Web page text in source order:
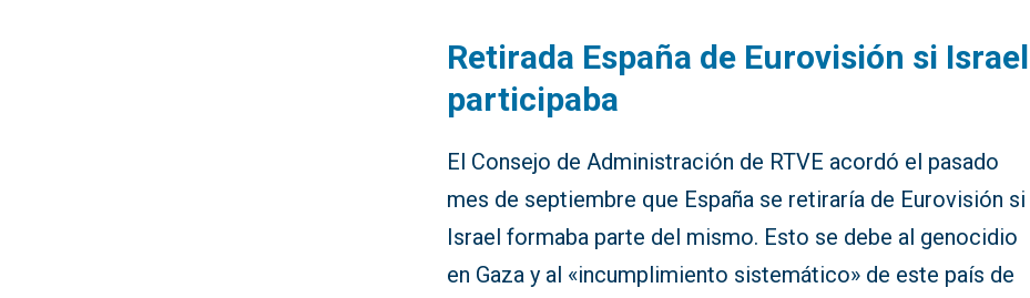
Retirada España de Eurovisión si Israel
participaba
El Consejo de Administración de RTVE acordó el pasado
mes de septiembre que España se retiraría de Eurovisión si
Israel formaba parte del mismo. Esto se debe al genocidio
en Gaza y al «incumplimiento sistemático» de este país de